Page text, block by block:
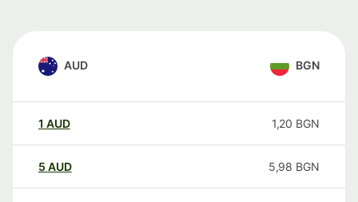
AUD BGN
1 AUD 1,20 BGN
5 AUD 5,98 BGN